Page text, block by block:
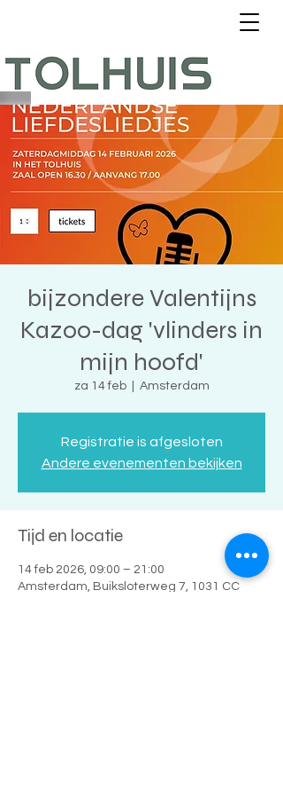
bijzondere Valentijns
Kazoo-dag 'vlinders in
mijn hoofd'
za 14 feb
  |
Amsterdam
Registratie is afgesloten
Andere evenementen bekijken
Tijd en locatie
14 feb 2026, 09:00 – 21:00
Amsterdam, Buiksloterweg 7, 1031 CC